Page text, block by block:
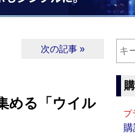
次の記事 »
める「ウイル
プ
購